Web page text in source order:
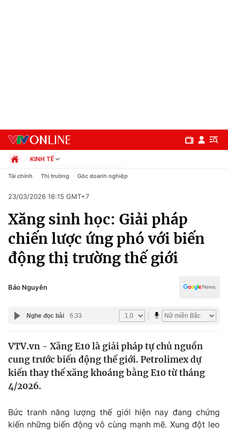
Chuyên mục
Chính trị
Xã hội
Pháp luật
Y tế
Thế giới
Tin tức
Thế giới đó đây
Câu chuyện quốc tế
Kinh tế
Thị trường
Dữ liệu và đời sống
KINH TẾ
Chính trị
Pháp luật
Kinh tế
Thể thao
Truyền hình
Văn hóa - Giải trí
Y tế
Công nghệ
Tài chính Thị trường Góc doanh nghiệp
23/03/2026 16:15 GMT+7
Xăng sinh học: Giải pháp
chiến lược ứng phó với biến
động thị trường thế giới
Bảo Nguyên
Nghe đọc bài 6:33
VTV.vn - Xăng E10 là giải pháp tự chủ nguồn
cung trước biến động thế giới. Petrolimex dự
kiến thay thế xăng khoáng bằng E10 từ tháng
4/2026.
Bức tranh năng lượng thế giới hiện nay đang chứng
kiến những biến động vô cùng mạnh mẽ. Xung đột leo